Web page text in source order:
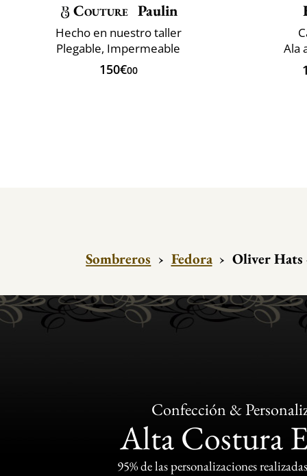
Couture Paulin
Hecho en nuestro taller
Plegable, Impermeable
150€00
Ala
Sombreros › Fedora › Oliver Hats
Confección &
Alta Costura
95% de las personalizaciones